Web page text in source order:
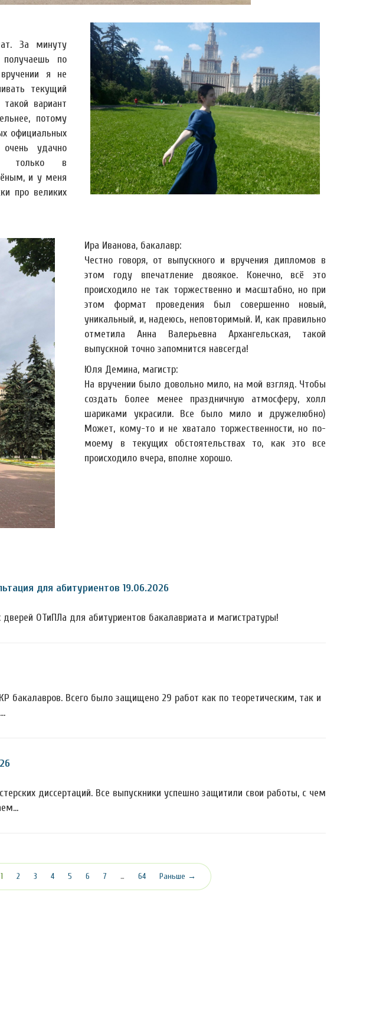
За минуту
по
я не
текущий
вариант
потому
официальных
удачно
только в
и у меня
про великих
Ира Иванова, бакалавр:
Честно говоря, от выпускного и вручения дипломов в
этом году впечатление двоякое. Конечно, всё это
происходило не так торжественно и масштабно, но при
этом формат проведения был совершенно новый,
уникальный, и, надеюсь, неповторимый. И, как правильно
отметила Анна Валерьевна Архангельская, такой
выпускной точно запомнится навсегда!
Юля Демина, магистр:
На вручении было довольно мило, на мой взгляд. Чтобы
создать более менее праздничную атмосферу, холл
шариками украсили. Все было мило и дружелюбно)
Может, кому-то и не хватало торжественности, но по-
моему в текущих обстоятельствах то, как это все
происходило вчера, вполне хорошо.
для абитуриентов 19.06.2026
ОТиПЛа для абитуриентов бакалавриата и магистратуры!
Всего было защищено 29 работ как по теоретическим, так и
диссертаций. Все выпускники успешно защитили свои работы, с чем
1 (текущая)
2 3 4 5 6 7 … 64 Раньше →